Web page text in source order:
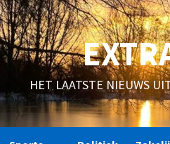
HET LAATSTE NIEUWS